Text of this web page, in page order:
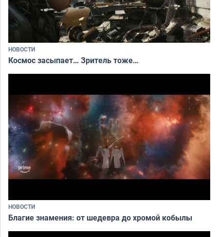
НОВОСТИ
Космос засыпает… Зритель тоже…
НОВОСТИ
Благие знамения: от шедевра до хромой кобылы